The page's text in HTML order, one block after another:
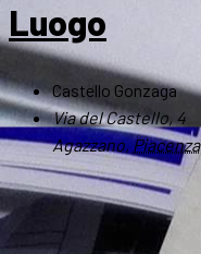
Luogo
Castello Gonzaga
Via del Castello, 4
Agazzano, Piacenza